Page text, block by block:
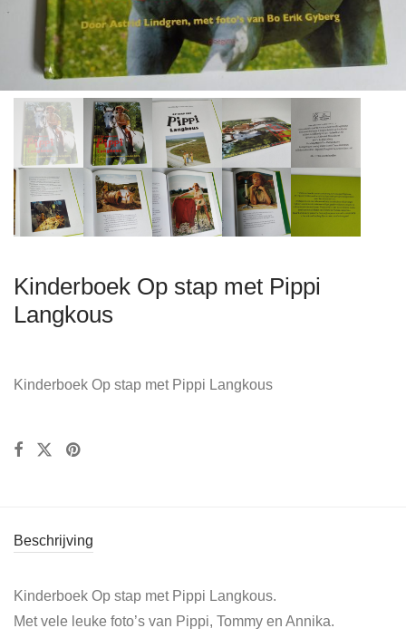
Kinderboek Op stap met Pippi
Langkous
Kinderboek Op stap met Pippi Langkous
Beschrijving
Kinderboek Op stap met Pippi Langkous.
Met vele leuke foto’s van Pippi, Tommy en Annika.